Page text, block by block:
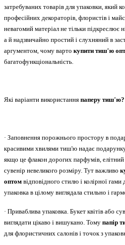
затребуваних товарів для упаковки, який
професійних декораторів, флористів і
невагомий матеріал не тільки підкреслює
а й надзвичайно простий і слухняний в
аргументом, чому варто купити тиш'ю
багатофункціональність.
Які варіанти використання паперу тиш'ю?
· Заповнення порожнього простору в
красивими хвилями тиш'ю надає
якщо це флакон дорогих парфумів,
сувенір невеликого розміру. Тут важливо
оптом відповідного стилю і колірної
упаковка в цілому виглядала стильно і
· Приваблива упаковка. Букет квітів або
виглядати цікаво і вишукано. Тому папір
для флористичних салонів і точок з